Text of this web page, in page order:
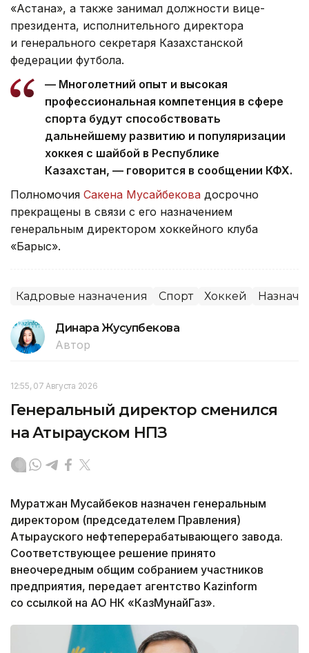
«Астана», а также занимал должности вице-
президента, исполнительного директора
и генерального секретаря Казахстанской
федерации футбола.
— Многолетний опыт и высокая
профессиональная компетенция в сфере
спорта будут способствовать
дальнейшему развитию и популяризации
хоккея с шайбой в Республике
Казахстан, — говорится в сообщении КФХ.
Полномочия Сакена Мусайбекова досрочно
прекращены в связи с его назначением
генеральным директором хоккейного клуба
«Барыс».
Кадровые назначения Спорт Хоккей
Динара Жусупбекова
Автор
12:55, 07 Августа 2026
Генеральный директор сменился
на Атырауском НПЗ
Муратжан Мусайбеков назначен генеральным
директором (председателем Правления)
Атырауского нефтеперерабатывающего завода.
Соответствующее решение принято
внеочередным общим собранием участников
предприятия, передает агентство Kazinform
со ссылкой на АО НК «КазМунайГаз».